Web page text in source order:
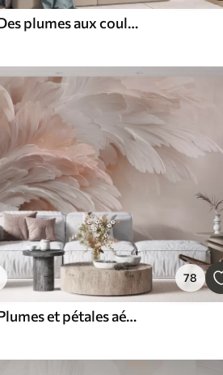
Papiers peints Des plumes aux couleurs pastel texturées, aux bords doux et vaporeux, sur un fond de style aquarelle
78
Papiers peints Plumes et pétales aériens dans des tons rose crème